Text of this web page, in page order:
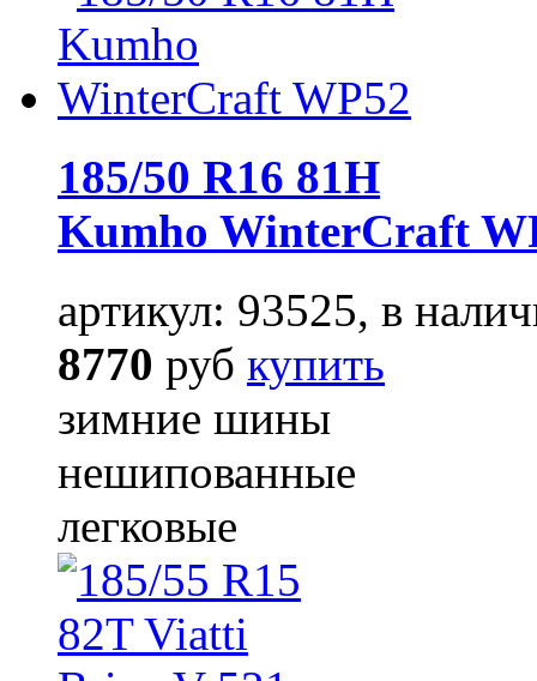
185/50 R16 81H
Kumho WinterCraft
артикул: 93525, в
8770 руб купить
зимние шины
нешипованные
легковые